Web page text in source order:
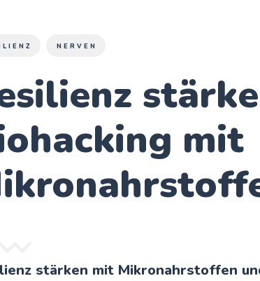
NERVEN
mit
stärken mit Mikronahrstoffen